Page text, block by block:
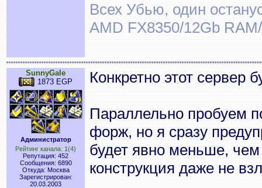
Всех Убью, один
AMD FX8350/12Gb
SunnyGale
1873 EGP
Администратор
Рейтинг канала: 1(4)
Репутация: 452
Сообщения: 6890
Откуда: Москва
Зарегистрирован:
20.03.2003
Конкретно этот сервер
Параллельно пробуем
форж, но я сразу
будет явно меньше,
конструкция даже не